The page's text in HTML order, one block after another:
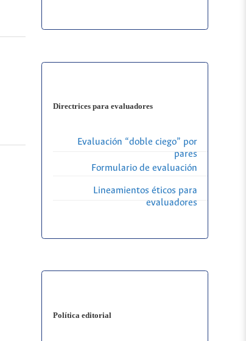
Directrices para evaluadores
Evaluación “doble ciego” por
pares
Formulario de evaluación
Lineamientos éticos para
evaluadores
Política editorial